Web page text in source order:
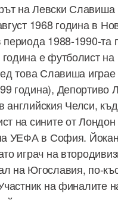
на Левски
1968 година в
1988-1990-та
е футболист
това Славиша
година), Депортиво
английския Челси,
на сините от
УЕФА в София.
играч на
на Югославия, по-
на финалите